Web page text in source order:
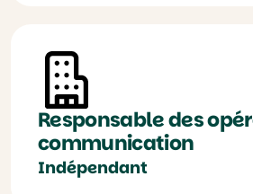
Responsable des
communication
Indépendant